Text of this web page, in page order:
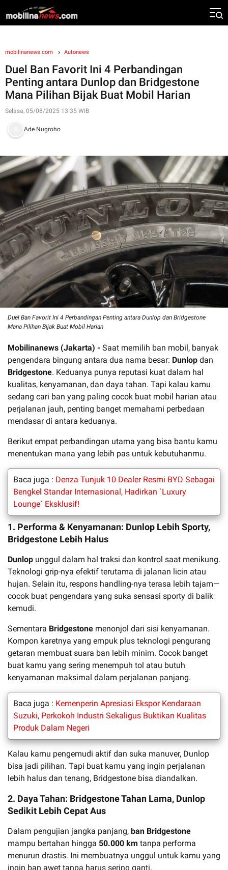
mobilinanews.com Autonews
Duel Ban Favorit Ini 4 Perbandingan
Penting antara Dunlop dan Bridgestone
Mana Pilihan Bijak Buat Mobil Harian
Selasa, 05/08/2025 13:35 WIB
Ade Nugroho
Duel Ban Favorit Ini 4 Perbandingan Penting antara Dunlop dan Bridgestone
Mana Pilihan Bijak Buat Mobil Harian
Mobilinanews (Jakarta) - Saat memilih ban mobil, banyak
pengendara bingung antara dua nama besar: Dunlop dan
Bridgestone. Keduanya punya reputasi kuat dalam hal
kualitas, kenyamanan, dan daya tahan. Tapi kalau kamu
sedang cari ban yang paling cocok buat mobil harian atau
perjalanan jauh, penting banget memahami perbedaan
mendasar di antara keduanya.
Berikut empat perbandingan utama yang bisa bantu kamu
menentukan mana yang lebih pas untuk kebutuhanmu.
Baca juga : Denza Tunjuk 10 Dealer Resmi BYD Sebagai
Bengkel Standar Internasional, Hadirkan `Luxury
Lounge` Eksklusif!
1. Performa & Kenyamanan: Dunlop Lebih Sporty,
Bridgestone Lebih Halus
Dunlop unggul dalam hal traksi dan kontrol saat menikung.
Teknologi grip-nya efektif terutama di jalanan licin atau
hujan. Selain itu, respons handling-nya terasa lebih tajam—
cocok buat pengendara yang suka sensasi sporty di balik
kemudi.
Sementara Bridgestone menonjol dari sisi kenyamanan.
Kompon karetnya yang empuk plus teknologi pengurang
getaran membuat suara ban lebih minim. Cocok banget
buat kamu yang sering menempuh tol atau butuh
kenyamanan maksimal dalam perjalanan panjang.
Baca juga : Kemenperin Apresiasi Ekspor Kendaraan
Suzuki, Perkokoh Industri Sekaligus Buktikan Kualitas
Produk Dalam Negeri
Kalau kamu pengemudi aktif dan suka manuver, Dunlop
bisa jadi pilihan. Tapi buat kamu yang ingin perjalanan
lebih halus dan tenang, Bridgestone bisa diandalkan.
2. Daya Tahan: Bridgestone Tahan Lama, Dunlop
Sedikit Lebih Cepat Aus
Dalam pengujian jangka panjang, ban Bridgestone
mampu bertahan hingga 50.000 km tanpa performa
menurun drastis. Ini membuatnya unggul untuk kamu yang
ingin ban awet tanpa harus sering ganti.